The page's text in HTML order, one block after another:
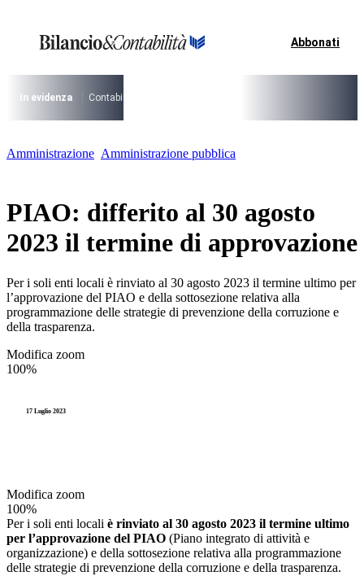
contenuto
I più cercati
Lorem ipsum dolor sit amet consectetur
Abbonati
In evidenza Contabilità Accrual
I più cercati
Lorem ipsum dolor sit amet consectetur
Amministrazione Amministrazione pubblica
PIAO: differito al 30 agosto
2023 il termine di approvazione
Per i soli enti locali è rinviato al 30 agosto 2023 il termine ultimo per
l’approvazione del PIAO e della sottosezione relativa alla
programmazione delle strategie di prevenzione della corruzione e
della trasparenza.
Modifica zoom
100%
17 Luglio 2023
Modifica zoom
100%
Per i soli enti locali è rinviato al 30 agosto 2023 il termine ultimo
per l’approvazione del PIAO (Piano integrato di attività e
organizzazione) e della sottosezione relativa alla programmazione
delle strategie di prevenzione della corruzione e della trasparenza.